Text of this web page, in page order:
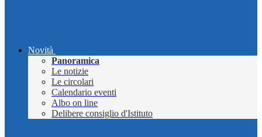
Novità
Panoramica
Le notizie
Le circolari
Calendario eventi
Albo on line
Delibere consiglio d'Istituto